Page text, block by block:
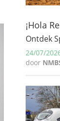
¡Hola
Ontdek
24/07/
door